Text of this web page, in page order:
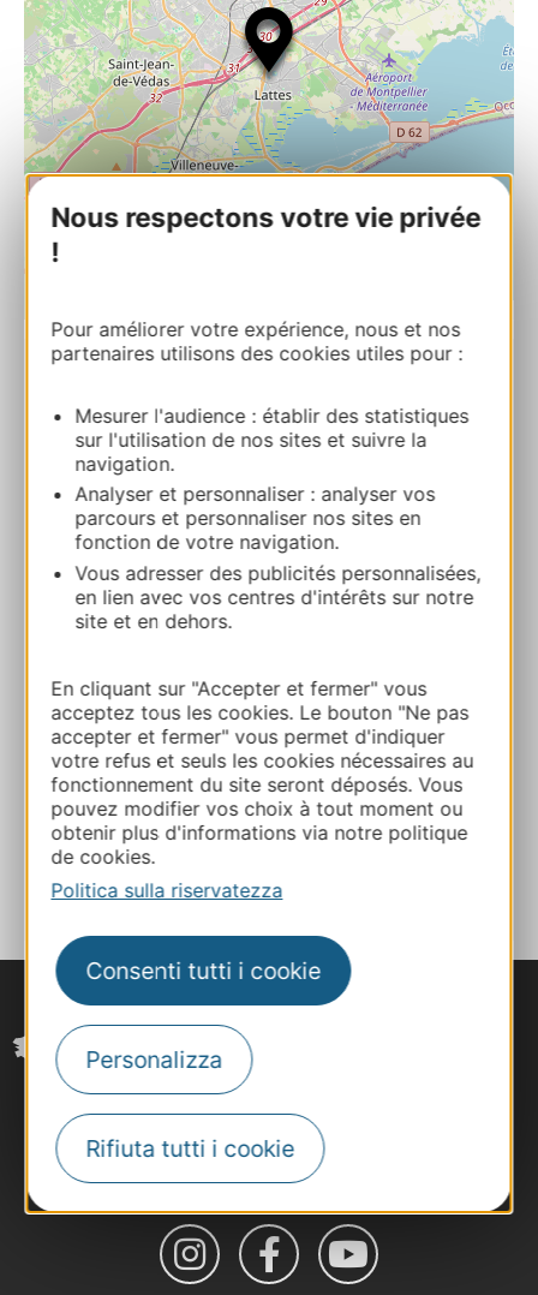
Nous respectons votre vie privée
!
Pour améliorer votre expérience, nous et nos
partenaires utilisons des cookies utiles pour :
Mesurer l'audience : établir des statistiques
sur l'utilisation de nos sites et suivre la
navigation.
Analyser et personnaliser : analyser vos
parcours et personnaliser nos sites en
fonction de votre navigation.
Vous adresser des publicités personnalisées,
en lien avec vos centres d'intérêts sur notre
site et en dehors.
En cliquant sur "Accepter et fermer" vous
acceptez tous les cookies. Le bouton "Ne pas
accepter et fermer" vous permet d'indiquer
votre refus et seuls les cookies nécessaires au
fonctionnement du site seront déposés. Vous
pouvez modifier vos choix à tout moment ou
obtenir plus d'informations via notre politique
de cookies.
Politica sulla riservatezza
Consenti tutti i cookie
Personalizza
Rifiuta tutti i cookie
1, rue de la Capitainerie 34970 LATTES
Calcola il tuo percorso
+33 3 86 91 72 72
E-mail
Sito web
Facebook
AGGIUNGI
AL TACCUINO